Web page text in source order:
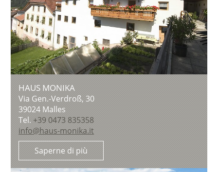
HAUS MONIKA
Via Gen.-Verdroß, 30
39024 Malles
Tel.+39 0473 835358
info@haus-monika.it
Saperne di più